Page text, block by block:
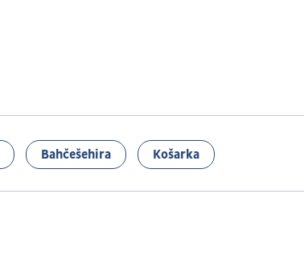
Bahčešehira Košarka